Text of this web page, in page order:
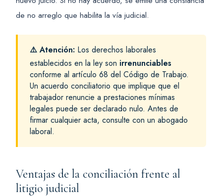
de no arreglo que habilita la vía judicial.
⚠️ Atención: Los derechos laborales
establecidos en la ley son irrenunciables
conforme al artículo 68 del Código de Trabajo.
Un acuerdo conciliatorio que implique que el
trabajador renuncie a prestaciones mínimas
legales puede ser declarado nulo. Antes de
firmar cualquier acta, consulte con un abogado
laboral.
Ventajas de la conciliación frente al
litigio judicial